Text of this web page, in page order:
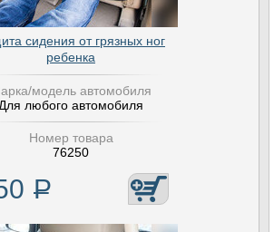
сидения от грязных ног
ребенка
модель автомобиля
Для любого автомобиля
Номер товара
76250
Р